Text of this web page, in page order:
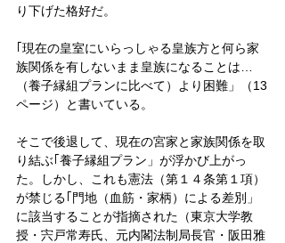
り下げた格好だ。
｢現在の皇室にいらっしゃる皇族方と何ら家
族関係を有しないまま皇族になることは…
（養子縁組プランに比べて）より困難」（13
ページ）と書いている。
そこで後退して、現在の宮家と家族関係を取
り結ぶ｢養子縁組プラン」が浮かび上がっ
た。しかし、これも憲法（第１４条第１項）
が禁じる｢門地（血筋・家柄）による差別」
に該当することが指摘された（東京大学教
授・宍戸常寿氏、元内閣法制局長官・阪田雅